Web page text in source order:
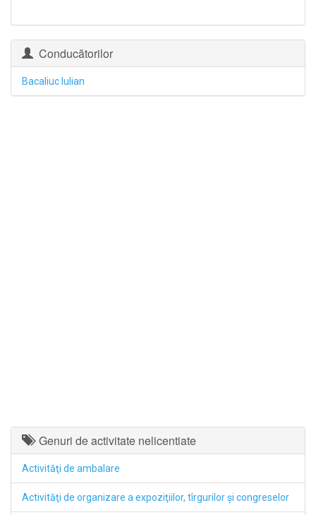
Conducătorilor
Bacaliuc Iulian
Genuri de activitate nelicentiate
Activităţi de ambalare
Activităţi de organizare a expoziţiilor, tîrgurilor şi congreselor